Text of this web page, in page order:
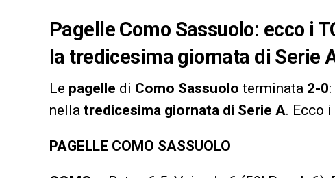
Pagelle Como Sassuolo: ecco i
la tredicesima giornata di Serie
Le pagelle di Como Sassuolo terminata 2-0
nella tredicesima giornata di Serie A. Ecco
PAGELLE COMO SASSUOLO